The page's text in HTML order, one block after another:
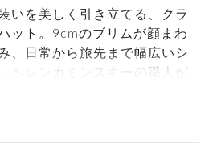
いを美しく引き立てる、クラ
ット。9cmのブリムが顔まわ
、日常から旅先まで幅広いシ
ヘレンカミンスキーの職人が
による美しいフォルムと、肩